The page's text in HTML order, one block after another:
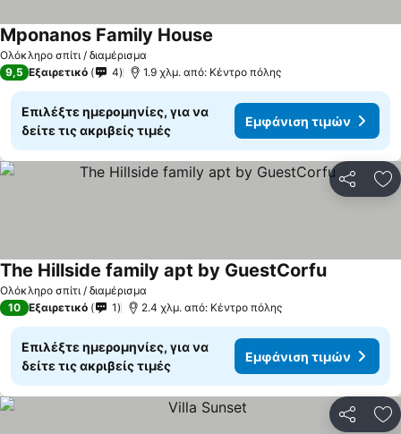
Ολόκληρο σπίτι / διαμέρισμα
Mponanos Family House
9,5 Εξαιρετικό 4 1.9 χλμ. από: Κέντρο πόλης
Επιλέξτε ημερομηνίες, για να
δείτε τις ακριβείς τιμές
Εμφάνιση τιμών
Ολόκληρο σπίτι / διαμέρισμα
The Hillside family apt by GuestCorfu
10 Εξαιρετικό 1 2.4 χλμ. από: Κέντρο πόλης
Επιλέξτε ημερομηνίες, για να
δείτε τις ακριβείς τιμές
Εμφάνιση τιμών